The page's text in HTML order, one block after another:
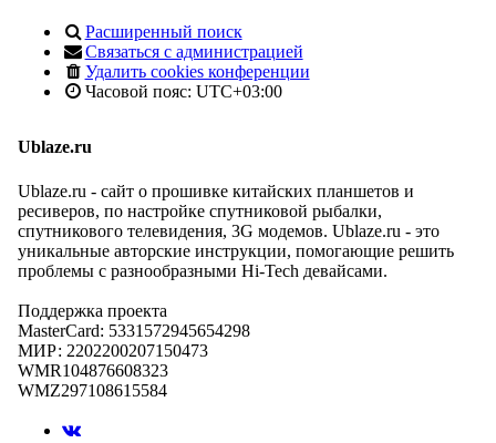
Расширенный поиск
Связаться с администрацией
Удалить cookies конференции
Часовой пояс: UTC+03:00
Ublaze.ru
Ublaze.ru - сайт о прошивке китайских планшетов и
ресиверов, по настройке спутниковой рыбалки,
спутникового телевидения, 3G модемов. Ublaze.ru - это
уникальные авторские инструкции, помогающие решить
проблемы с разнообразными Hi-Tech девайсами.
Поддержка проекта
MasterCard: 5331572945654298
МИР: 2202200207150473
WMR104876608323
WMZ297108615584